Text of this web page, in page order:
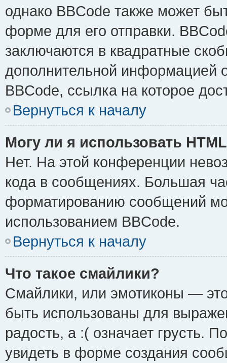
однако BBCode также может
форме для его отправки.
заключаются в квадратные
дополнительной информацией
BBCode, ссылка на которое
Вернуться к началу
Могу ли я использовать
Нет. На этой конференции
кода в сообщениях. Большая
форматированию сообщений
использованием BBCode.
Вернуться к началу
Что такое смайлики?
Смайлики, или эмотиконы —
быть использованы для
радость, а :( означает грусть.
увидеть в форме создания